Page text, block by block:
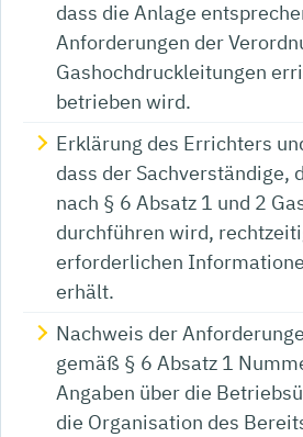
dass die Anlage
Anforderungen der
Gashochdruckleitungen
betrieben wird.
Erklärung des Errichters
dass der Sachverständige,
nach § 6 Absatz 1 und 2
durchführen wird,
erforderlichen
erhält.
Nachweis der
gemäß § 6 Absatz 1
Angaben über die
die Organisation des